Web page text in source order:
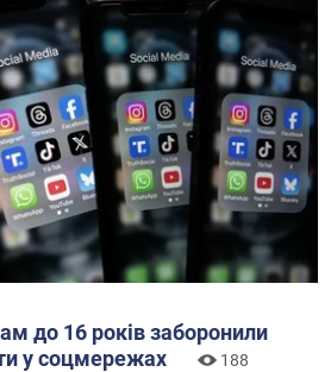
до 16 років заборонили
у соцмережах
188